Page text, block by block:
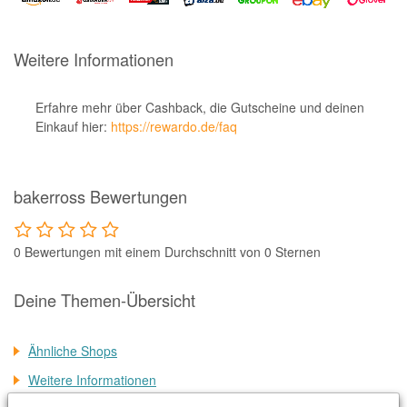
apodiscounter
OTTO Office
Udemy
Pets Deli
SNIPES
Click & Boat
XXXLutz
BADER
Weitere Informationen
Erfahre mehr über Cashback, die Gutscheine und deinen
Einkauf hier: https://rewardo.de/faq
bakerross Bewertungen
0 Bewertungen mit einem Durchschnitt von 0 Sternen
Deine Themen-Übersicht
Ähnliche Shops
Weitere Informationen